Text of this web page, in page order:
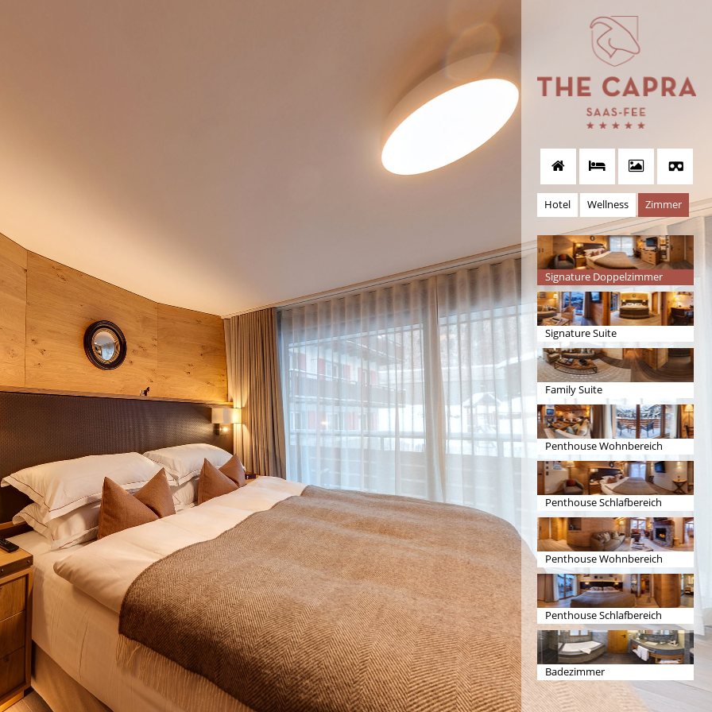
Hotel Wellness Zimmer
Signature Doppelzimmer
Signature Suite
Family Suite
Penthouse Wohnbereich
Penthouse Schlafbereich
Penthouse Wohnbereich
Penthouse Schlafbereich
Badezimmer